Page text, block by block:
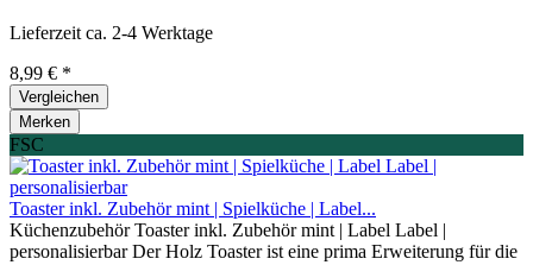
Lieferzeit ca. 2-4 Werktage
8,99 € *
Vergleichen
Merken
FSC
Toaster inkl. Zubehör mint | Spielküche | Label...
Küchenzubehör Toaster inkl. Zubehör mint | Label Label |
personalisierbar Der Holz Toaster ist eine prima Erweiterung für die